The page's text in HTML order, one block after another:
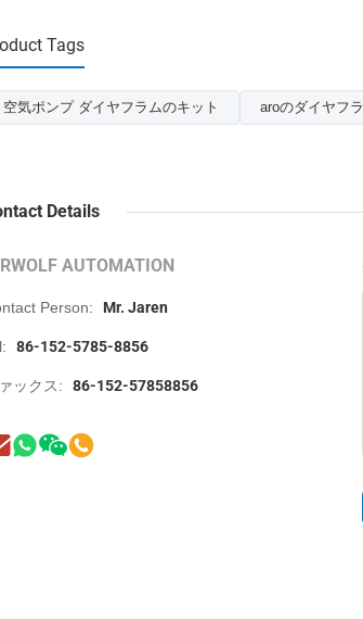
Tags
空気ポンプ ダイヤフラムのキット aroのダイヤフ
Details
AUTOMATION
Person: Mr. Jaren
86-152-5785-8856
ックス: 86-152-57858856